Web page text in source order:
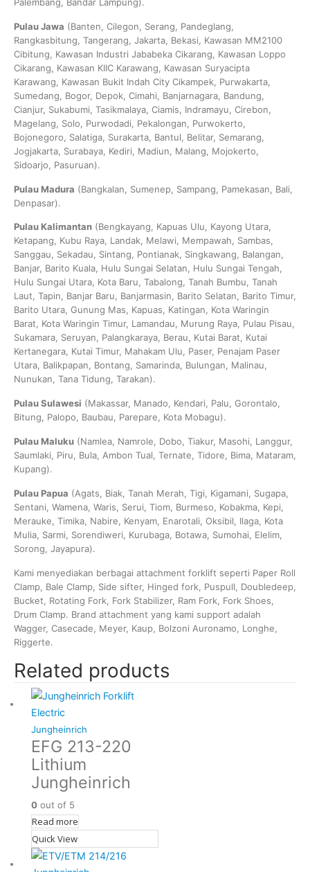
Pulau Jawa (Banten, Cilegon, Serang, Pandeglang,
Rangkasbitung, Tangerang, Jakarta, Bekasi, Kawasan MM2100
Cibitung, Kawasan Industri Jababeka Cikarang, Kawasan Loppo
Cikarang, Kawasan KIIC Karawang, Kawasan Suryacipta
Karawang, Kawasan Bukit Indah City Cikampek, Purwakarta,
Sumedang, Bogor, Depok, Cimahi, Banjarnagara, Bandung,
Cianjur, Sukabumi, Tasikmalaya, Ciamis, Indramayu, Cirebon,
Magelang, Solo, Purwodadi, Pekalongan, Purwokerto,
Bojonegoro, Salatiga, Surakarta, Bantul, Belitar, Semarang,
Jogjakarta, Surabaya, Kediri, Madiun, Malang, Mojokerto,
Sidoarjo, Pasuruan).
Pulau Madura (Bangkalan, Sumenep, Sampang, Pamekasan, Bali,
Denpasar).
Pulau Kalimantan (Bengkayang, Kapuas Ulu, Kayong Utara,
Ketapang, Kubu Raya, Landak, Melawi, Mempawah, Sambas,
Sanggau, Sekadau, Sintang, Pontianak, Singkawang, Balangan,
Banjar, Barito Kuala, Hulu Sungai Selatan, Hulu Sungai Tengah,
Hulu Sungai Utara, Kota Baru, Tabalong, Tanah Bumbu, Tanah
Laut, Tapin, Banjar Baru, Banjarmasin, Barito Selatan, Barito Timur,
Barito Utara, Gunung Mas, Kapuas, Katingan, Kota Waringin
Barat, Kota Waringin Timur, Lamandau, Murung Raya, Pulau Pisau,
Sukamara, Seruyan, Palangkaraya, Berau, Kutai Barat, Kutai
Kertanegara, Kutai Timur, Mahakam Ulu, Paser, Penajam Paser
Utara, Balikpapan, Bontang, Samarinda, Bulungan, Malinau,
Nunukan, Tana Tidung, Tarakan).
Pulau Sulawesi (Makassar, Manado, Kendari, Palu, Gorontalo,
Bitung, Palopo, Baubau, Parepare, Kota Mobagu).
Pulau Maluku (Namlea, Namrole, Dobo, Tiakur, Masohi, Langgur,
Saumlaki, Piru, Bula, Ambon Tual, Ternate, Tidore, Bima, Mataram,
Kupang).
Pulau Papua (Agats, Biak, Tanah Merah, Tigi, Kigamani, Sugapa,
Sentani, Wamena, Waris, Serui, Tiom, Burmeso, Kobakma, Kepi,
Merauke, Timika, Nabire, Kenyam, Enarotali, Oksibil, Ilaga, Kota
Mulia, Sarmi, Sorendiweri, Kurubaga, Botawa, Sumohai, Elelim,
Sorong, Jayapura).
Kami menyediakan berbagai attachment forklift seperti Paper Roll
Clamp, Bale Clamp, Side sifter, Hinged fork, Puspull, Doubledeep,
Bucket, Rotating Fork, Fork Stabilizer, Ram Fork, Fork Shoes,
Drum Clamp. Brand attachment yang kami support adalah
Wagger, Casecade, Meyer, Kaup, Bolzoni Auronamo, Longhe,
Riggerte.
Related products
Jungheinrich
EFG 213-220
Lithium
Jungheinrich
0 out of 5
Read more
Quick View